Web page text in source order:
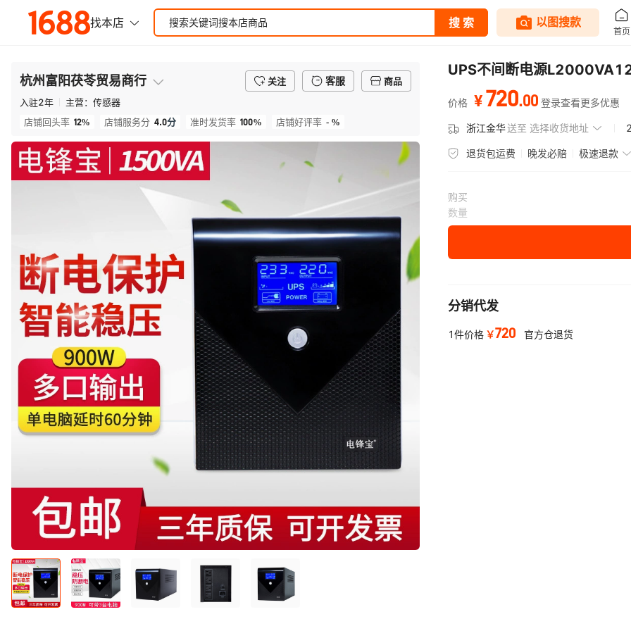
杭州富阳茯苓贸易商行 关注 客服
商品
入驻2年 主营： 传感器
店铺回头率 12% 店铺服务分 4.0分 准时发货率 100% 店铺好评率 - %
UPS不间断电源
价格 ¥720.00 登录查看更多优惠
浙江金华送至 选择收货地址
退货包运费 晚发必赔 极速退款
购买
数量
分销代发
1件价格 ￥720 官方仓退货